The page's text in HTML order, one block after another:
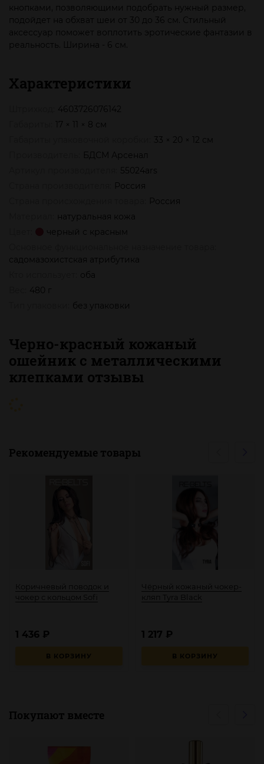
кнопками, позволяющими подобрать нужный размер,
подойдет на обхват шеи от 30 до 36 см. Стильный
аксессуар поможет воплотить эротические фантазии в
реальность. Ширина - 6 см.
Характеристики
4603726076142
17 × 11 × 8 см
33 × 20 × 12 см
БДСМ Арсенал
55024ars
Россия
Россия
натуральная кожа
черный с красным
садомазохистская атрибутика
оба
480 г
без упаковки
Черно-красный кожаный
ошейник с металлическими
клепками отзывы
Рекомендуемые товары
Коричневый поводок и
чокер с кольцом Sofi
В КОРЗИНУ
1 436 ₽
Чёрный кожаный чокер-
кляп Tyra Black
В КОРЗИНУ
1 217 ₽
Покупают вместе